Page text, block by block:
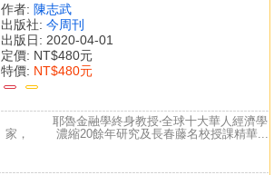
作者: 陳志武
出版社: 今周刊
出版日: 2020-04-01
定價: NT$480元
特價: NT$480元
耶魯金融學終身教授‧全球十大華人經濟學
家， 濃縮20餘年研究及長春藤名校授課精華...